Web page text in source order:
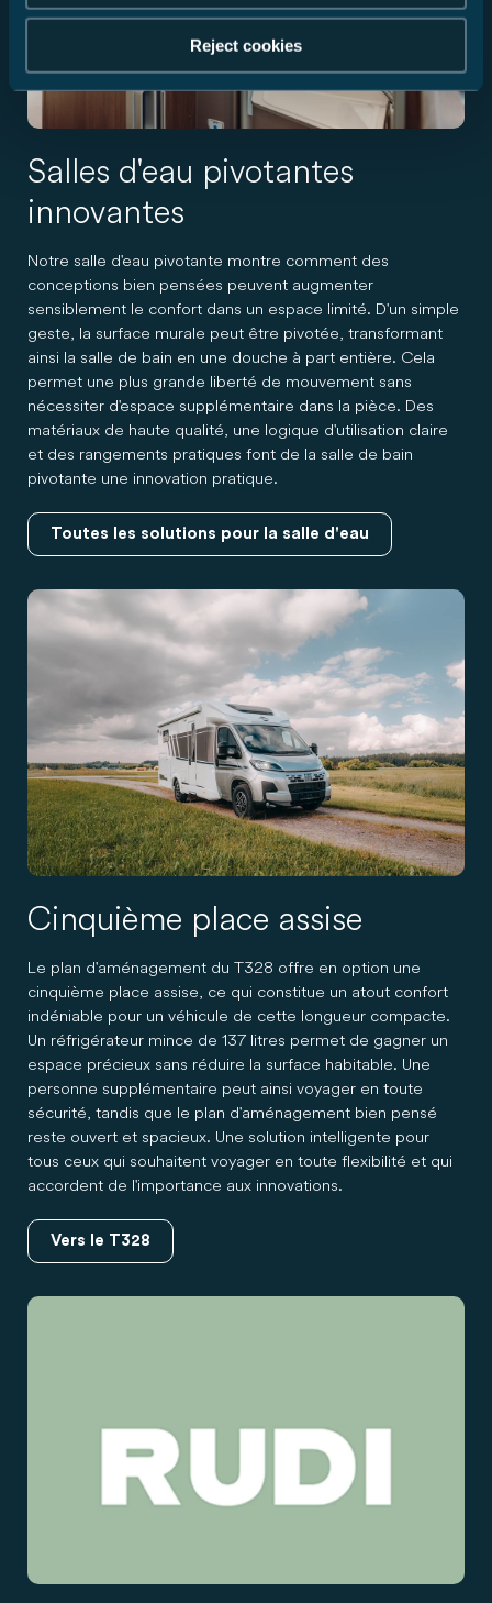
Reject cookies
Salles d'eau pivotantes
innovantes
Notre salle d'eau pivotante montre comment des
conceptions bien pensées peuvent augmenter
sensiblement le confort dans un espace limité. D'un simple
geste, la surface murale peut être pivotée, transformant
ainsi la salle de bain en une douche à part entière. Cela
permet une plus grande liberté de mouvement sans
nécessiter d'espace supplémentaire dans la pièce. Des
matériaux de haute qualité, une logique d'utilisation claire
et des rangements pratiques font de la salle de bain
pivotante une innovation pratique.
Toutes les solutions pour la salle d'eau
Cinquième place assise
Le plan d'aménagement du T328 offre en option une
cinquième place assise, ce qui constitue un atout confort
indéniable pour un véhicule de cette longueur compacte.
Un réfrigérateur mince de 137 litres permet de gagner un
espace précieux sans réduire la surface habitable. Une
personne supplémentaire peut ainsi voyager en toute
sécurité, tandis que le plan d'aménagement bien pensé
reste ouvert et spacieux. Une solution intelligente pour
tous ceux qui souhaitent voyager en toute flexibilité et qui
accordent de l'importance aux innovations.
Vers le T328